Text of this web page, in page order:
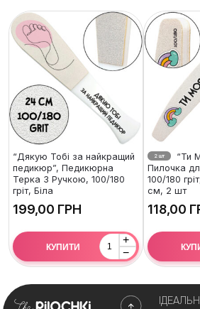
“Дякую Тобі за найкращий
педикюр”, Педикюрна
Терка З Ручкою, 100/180
гріт, Біла
ГРН
+
−
КУПИТИ
2 шт
“Ти
Пилочка
100/180
см, 2 шт